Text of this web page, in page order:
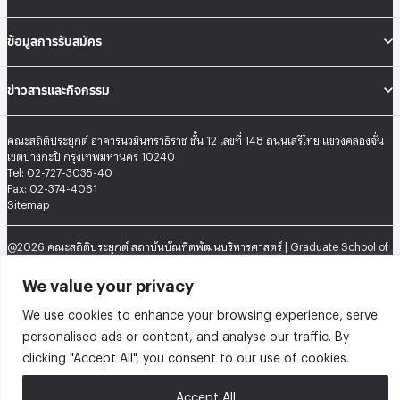
We value your privacy
We use cookies to enhance your browsing experience, serve
personalised ads or content, and analyse our traffic. By
clicking "Accept All", you consent to our use of cookies.
Accept All
ข้อมูลการรับสมัคร
ข่าวสารและกิจกรรม
คณะสถิติประยุกต์ อาคารนวมินทราธิราช ชั้น 12 เลขที่ 148 ถนนเสรีไทย แขวงคลองจั่น
เขตบางกะปิ กรุงเทพมหานคร 10240
Tel: 02-727-3035-40
Fax: 02-374-4061
Sitemap
@2026 คณะสถิติประยุกต์ สถาบันบัณฑิตพัฒนบริหารศาสตร์ | Graduate School of